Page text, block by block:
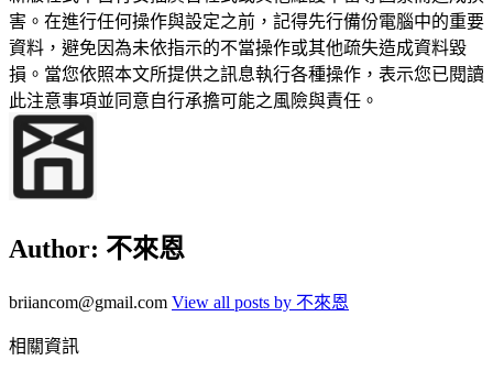
害。在進行任何操作與設定之前，記得先行備份電腦中的重要
資料，避免因為未依指示的不當操作或其他疏失造成資料毀
損。當您依照本文所提供之訊息執行各種操作，表示您已閱讀
此注意事項並同意自行承擔可能之風險與責任。
Author: 不來恩
briiancom@gmail.com View all posts by 不來恩
相關資訊